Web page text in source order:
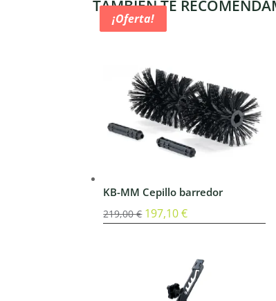
TAMBIÉN TE
¡Oferta!
KB-MM Cepillo barredor
219,00€ El
219,00 €.
197,10€El
es:
197,10 €.
¡Oferta!